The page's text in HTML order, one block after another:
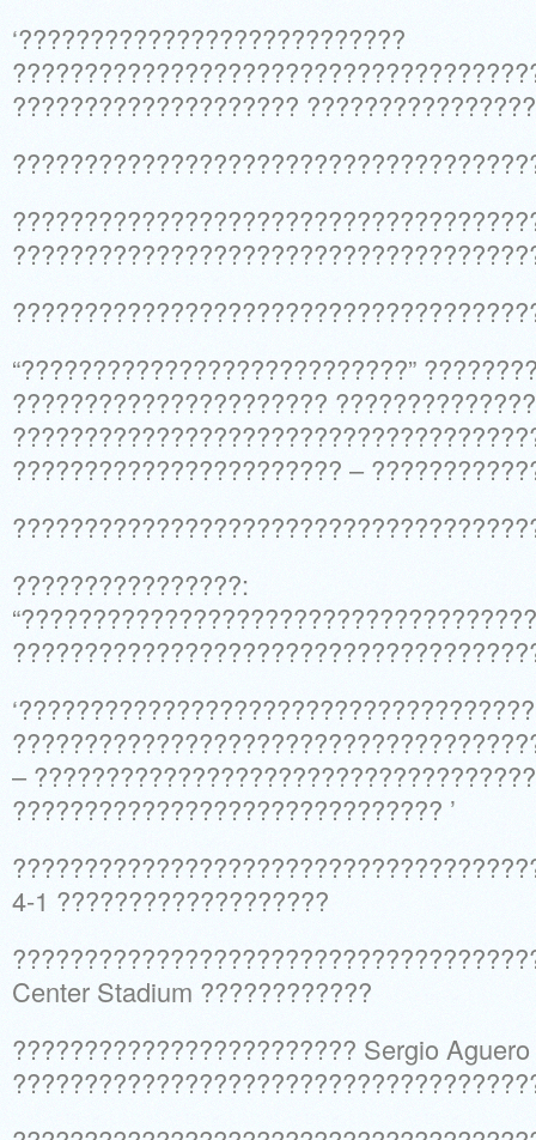
‘???????????????????????????
????????????????????
“???????????????????????????”
??????????????????????
??????????????????????? –
????????????????:
–
?????????????????????????????? ’
4-1 ???????????????????
Center Stadium ????????????
???????????????????????? Sergio Aguero